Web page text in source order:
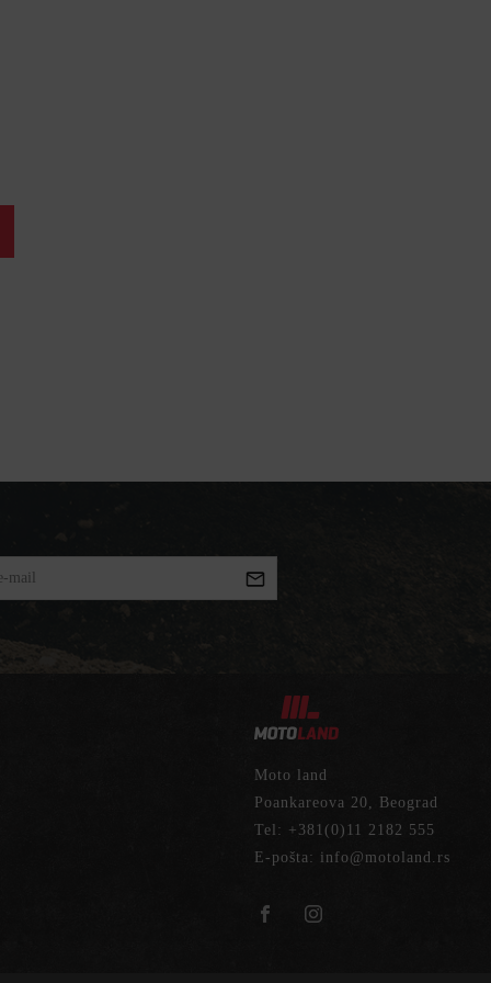
Moto land
Poankareova 20, Beograd
Tel: +381(0)11 2182 555
E-pošta: info@motoland.rs